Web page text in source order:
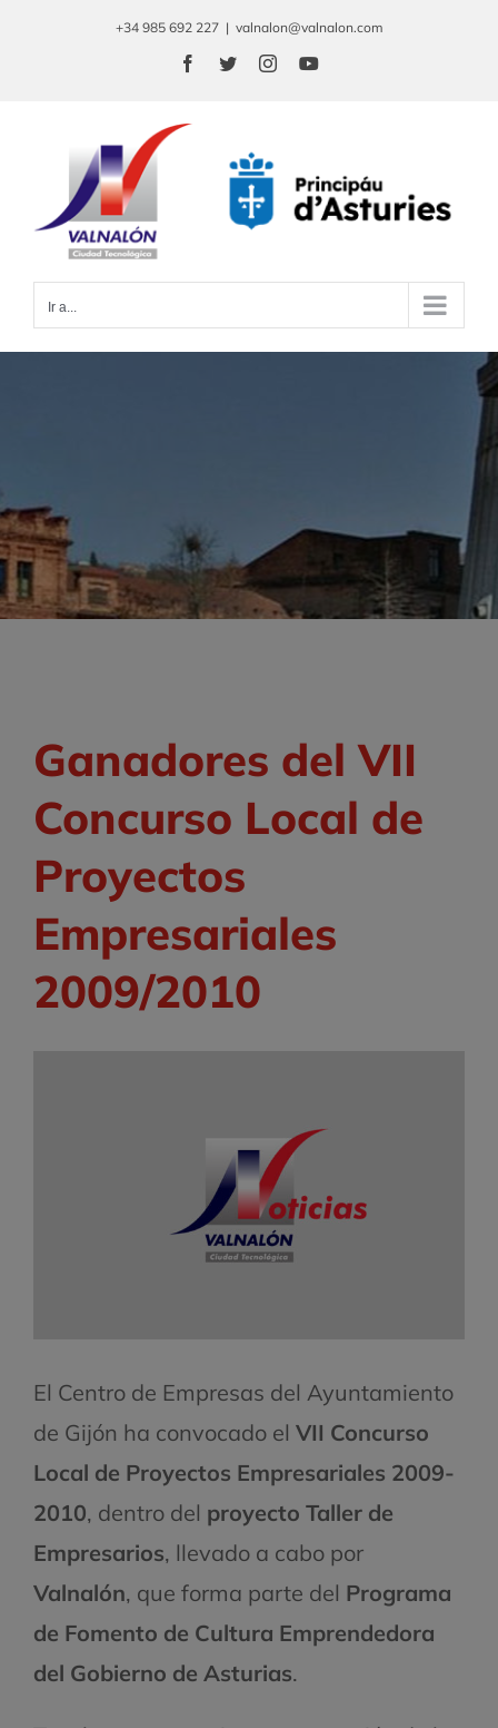
+34 985 692 227 | valnalon@valnalon.com
Facebook
TwitterInstagramYouTube
Ir a...
Ganadores del VII
Concurso Local de
Proyectos
Empresariales
2009/2010
El Centro de Empresas del Ayuntamiento
de Gijón ha convocado el VII Concurso
Local de Proyectos Empresariales 2009-
2010, dentro del proyecto Taller de
Empresarios, llevado a cabo por
Valnalón, que forma parte del Programa
de Fomento de Cultura Emprendedora
del Gobierno de Asturias.